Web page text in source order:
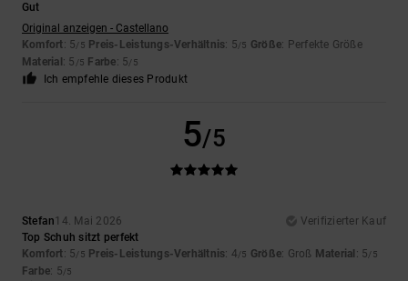
Gut
Original anzeigen - Castellano
Komfort: 5/5 Preis-Leistungs-Verhältnis: 5/5 Größe: Perfekte Größe
Material : 5 /5 Farbe: 5/5
Ich empfehle dieses Produkt
5/5
Stefan14. Mai 2026
Verifizierter Kauf
Top Schuh sitzt perfekt
Komfort: 5/5 Preis-Leistungs-Verhältnis: 4/5 Größe: Groß Material : 5/5
Farbe: 5/5